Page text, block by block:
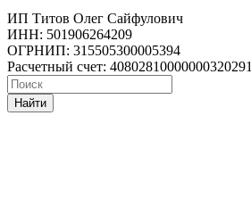
ИП Титов Олег Сайфулович
ИНН: 501906264209
ОГРНИП: 315505300005394
Расчетный счет: 40802810000000320291
Найти